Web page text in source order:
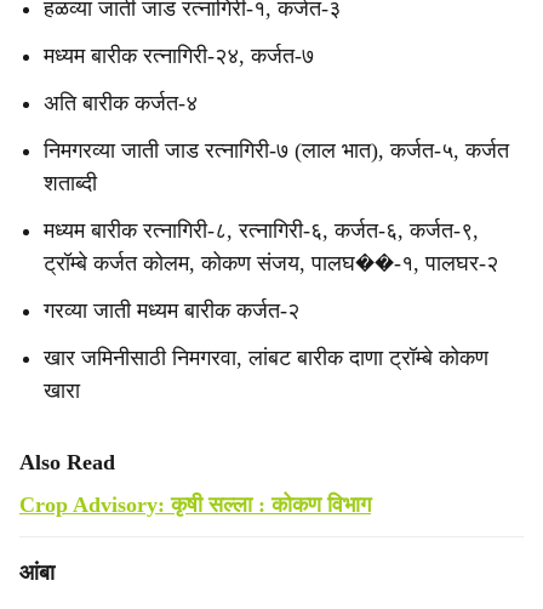
हळव्या जाती जाड रत्नागिरी-१, कर्जत-३
मध्यम बारीक रत्नागिरी-२४, कर्जत-७
अति बारीक कर्जत-४
निमगरव्या जाती जाड रत्नागिरी-७ (लाल भात), कर्जत-५, कर्जत
शताब्दी
मध्यम बारीक रत्नागिरी-८, रत्नागिरी-६, कर्जत-६, कर्जत-९,
ट्रॉम्बे कर्जत कोलम, कोकण संजय, पालघ��-१, पालघर-२
गरव्या जाती मध्यम बारीक कर्जत-२
खार जमिनीसाठी निमगरवा, लांबट बारीक दाणा ट्रॉम्बे कोकण
खारा
Also Read
Crop Advisory: कृषी सल्ला : कोकण विभाग
आंबा